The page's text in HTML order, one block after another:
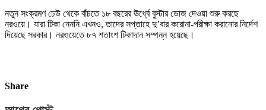
নতুন সংক্রমণ ঢেউ থেকে বাঁচতে ১৮ বছরের ঊর্ধ্বে বুস্টার ডোজ দেওয়া শুরু করছে
নরওয়ে। যারা টিকা নেননি এখনও, তাদের সপ্তাহে দু’বার করোনা-পরীক্ষা করানোর নির্দেশ
দিয়েছে সরকার। নরওয়েতে ৮৭ শতাংশ টিকাদান সম্পন্ন হয়েছে।
Share